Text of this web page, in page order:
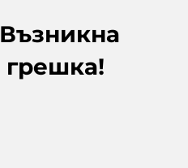
Възникна
грешка!